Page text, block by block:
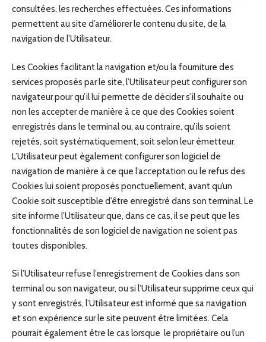
consultées, les recherches effectuées. Ces informations
permettent au site d’améliorer le contenu du site, de la
navigation de l’Utilisateur.
Les Cookies facilitant la navigation et/ou la fourniture des
services proposés par le site, l’Utilisateur peut configurer son
navigateur pour qu’il lui permette de décider s’il souhaite ou
non les accepter de manière à ce que des Cookies soient
enregistrés dans le terminal ou, au contraire, qu’ils soient
rejetés, soit systématiquement, soit selon leur émetteur.
L’Utilisateur peut également configurer son logiciel de
navigation de manière à ce que l’acceptation ou le refus des
Cookies lui soient proposés ponctuellement, avant qu’un
Cookie soit susceptible d’être enregistré dans son terminal. Le
site informe l’Utilisateur que, dans ce cas, il se peut que les
fonctionnalités de son logiciel de navigation ne soient pas
toutes disponibles.
Si l’Utilisateur refuse l’enregistrement de Cookies dans son
terminal ou son navigateur, ou si l’Utilisateur supprime ceux qui
y sont enregistrés, l’Utilisateur est informé que sa navigation
et son expérience sur le site peuvent être limitées. Cela
pourrait également être le cas lorsque le propriétaire ou l’un